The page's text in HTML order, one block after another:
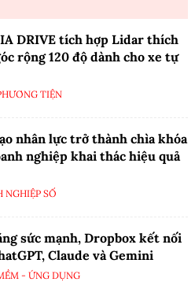
DRIVE tích hợp Lidar thích
rộng 120 độ dành cho xe tự
TIỆN
nhân lực trở thành chìa khóa
nghiệp khai thác hiệu quả
NGHIỆP SỐ
sức mạnh, Dropbox kết nối
Claude và Gemini
- ỨNG DỤNG